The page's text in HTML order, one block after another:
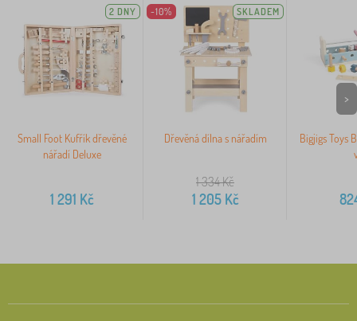
2 DNY
Small Foot Kufřík dřevěné
nářadí Deluxe
1 291 Kč
-10% SKLADEM
Dřevěná dílna s nářadím
1 334Kč
1 205Kč
Bigjigs Toys
>